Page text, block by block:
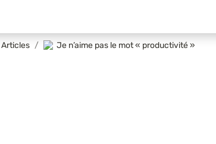
Articles / Je n’aime pas le mot « productivité »